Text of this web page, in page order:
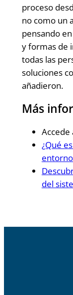
proceso
no como un
pensando
y formas de
todas las
soluciones
añadieron.
Más
Accede
¿Qué
del